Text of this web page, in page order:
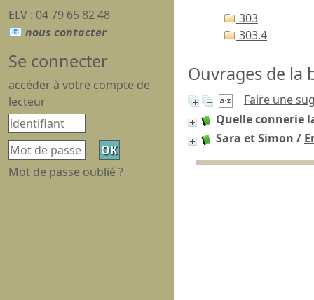
303
303.4
Ouvrages de la
Faire une
Quelle connerie
Sara et Simon /
ELV : 04 79 65 82 48
Se connecter
accéder à votre compte de
lecteur
Mot de passe oublié ?